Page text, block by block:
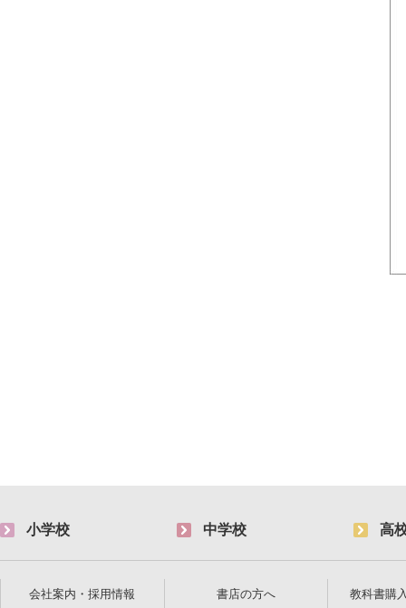
小学校 中学校 高
会社案内・採用情報 書店の方へ 教科書購